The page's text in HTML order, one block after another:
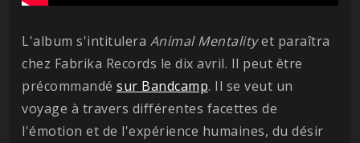
L'album s'intitulera Animal Mentalityet paraîtra
chez Fabrika Records le dix avril. Il peut être
précommandé sur Bandcamp. Il se veut un
voyage à travers différentes facettes de
l'émotion et de l'expérience humaines, du désir